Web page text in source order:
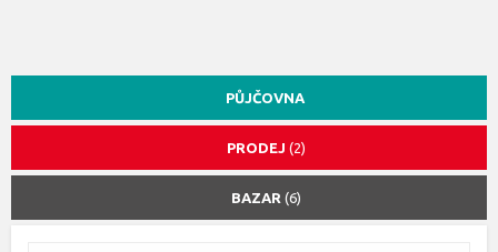
PŮJČOVNA
PRODEJ (2)
BAZAR (6)